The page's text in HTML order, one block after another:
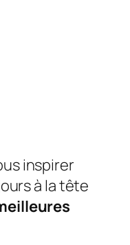
inspirer
à la tête